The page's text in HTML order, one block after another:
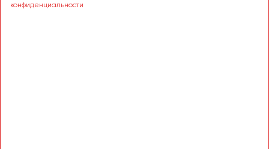
конфиденциальности